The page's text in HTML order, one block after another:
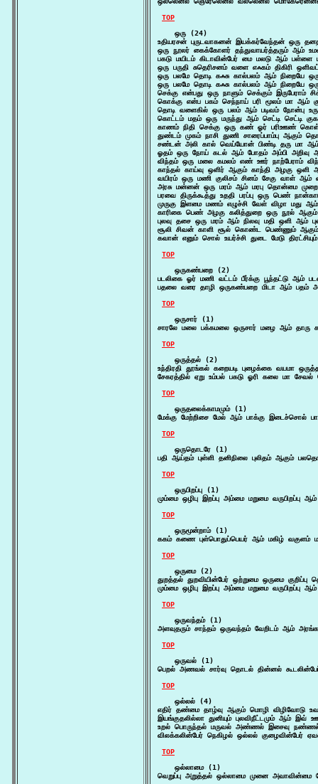
TOP
    ஒரு (24)
உதியரசன் புருடவாகனன் இயக்கர்வேந்தன் ஒரு
ஒரு நூலர் கைக்கோளர் தந்துவாயர்த்தரும் ஆம்
பகடு மயிடம் கிடாவின்பேர் மை மலடு ஆம்
ஒரு பருதி சுதெரிசனம் வளை எஃகம் திகிரி
ஒரு பலமே தொடி கஃசு கால்பலம் ஆம் நிறையே
ஒரு பலமே தொடி கஃசு கால்பலம் ஆம் நிறையே
செக்கு என்பது ஒரு நாளும் செக்கும் இருபேராம்
கொக்கு என்ப பகம் செந்நாய் பரி மூலம் மா ஆம்
தொடி வளைகில் ஒரு பலம் ஆம் படிவம் நோன்பு
கொட்டம் மதம் ஒரு மருந்து ஆம் செட்டி
காணம் நிதி செக்கு ஒரு கண் ஓர் பரிஊண்
துண்டம் முகம் நாசி துணி சாரைப்பாம்பு
சண்டன் அலி கால் வெய்யோன் பிண்டி தரு மா
ஓதம் ஒரு நோய் கடல் ஆம் போதம் அம்பி அறிவு
விந்தம் ஒரு மலை கமலம் எண் ஊர் நாற்பேராம்
காந்தல் காய்வு ஒளிர் ஆகும் காந்தி அழகு
வயிரம் ஒரு மணி குலிசம் சினம் சேகு வாள் ஆம்
அரசு மன்னன் ஒரு மரம் ஆம் மரபு தொன்மை
பரவை திருக்கூத்து உததி பரப்பு ஒரு பெண்
முருகு இளமை மணம் எழுச்சி வேள் விழா மது
காரிகை பெண் அழகு கலித்துறை ஒரு நூல்
புலவு தசை ஒரு மரம் ஆம் நிலவு மதி ஒளி ஆம்
சூலி சிவன் காளி சூல் கொண்ட பெண்ணும்
கவான் எனும் சொல் உயர்ச்சி துடை மேடு
TOP
    ஒருகண்பறை (2)
படலிகை ஓர் மணி வட்டம் பீர்க்கு பூந்தட்டு ஆம்
பதலை வரை தாழி ஒருகண்பறை மிடா ஆம்
TOP
    ஒருசார் (1)
சாரலே மலை பக்கமலை ஒருசார் மழை ஆம் தாரு
TOP
    ஒருத்தல் (2)
உந்திரதி தூங்கல் கறையடி புழைக்கை வயமா
சேகரத்தில் ஏறு உம்பல் பகடு ஓரி கலை மா
TOP
    ஒருதலைக்காமமும் (1)
மேக்கு மேற்றிசை மேல் ஆம் பாக்கு இடைச்சொல்
TOP
    ஒருதொடரே (1)
பதி ஆய்தம் புள்ளி தனிநிலை புலிதம் ஆகும்
TOP
    ஒருபிறப்பு (1)
மும்மை ஒழிபு இறப்பு அம்மை மறுமை
TOP
    ஒருமூன்றாம் (1)
ககம் கணை புள்பொதுப்பெயர் ஆம் மகிழ் வகுளம்
TOP
    ஒருமை (2)
துறத்தல் துறவியின்பேர் ஒற்றுமை ஒருமை
மும்மை ஒழிபு இறப்பு அம்மை மறுமை
TOP
    ஒருவந்தம் (1)
அளவுதரும் சாந்தம் ஒருவந்தம் வேறிடம் ஆம்
TOP
    ஒருவல் (1)
பெறல் அணவல் சார்வு தொடல் தின்னல்
TOP
    ஒல்லல் (4)
எதிர் தண்மை தாழ்வு ஆகும் மொழி விழிவோடு
இயங்குதலில்லா துனியும் புலவிநீட்டமும் ஆம்
உறல் பொருந்தல் மருவல் அண்ணல் இசைவு
விலக்கலின்பேர் நெகிழல் ஒல்லல்
TOP
    ஒல்லாமை (1)
வெறுப்பு அறுத்தல் ஒல்லாமை முனை